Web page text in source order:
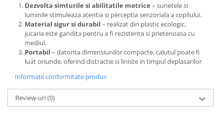
Dezvolta simturile si abilitatile motrice – sunetele si
luminile stimuleaza atentia si perceptia senzoriala a copilului.
Material sigur si durabil – realizat din plastic ecologic,
jucaria este gandita pentru a fi rezistenta si prietenoasa cu
mediul.
Portabil – datorita dimensiunilor compacte, calutul poate fi
luat oriunde, oferind distractie si liniste in timpul deplasarilor
Informatii conformitate produs
Review-uri(0)